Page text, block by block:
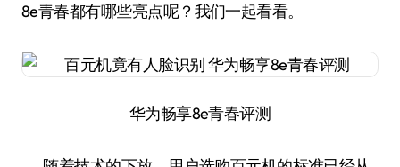
8e青春都有哪些亮点呢？我们一起看看。
华为畅享8e青春评测